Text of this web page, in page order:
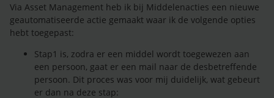
Via Asset Management heb ik bij Middelenacties een nieuwe
geautomatiseerde actie gemaakt waar ik de volgende opties
hebt toegepast:
Stap1 is, zodra er een middel wordt toegewezen aan
een persoon, gaat er een mail naar de desbetreffende
persoon. Dit proces was voor mij duidelijk, wat gebeurt
er dan na deze stap: